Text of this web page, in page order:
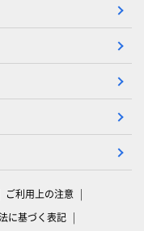
ご利用上の注意
に基づく表記